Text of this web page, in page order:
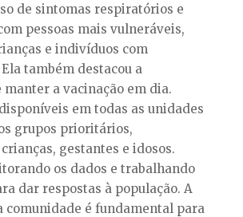
de sintomas respiratórios e
pessoas mais vulneráveis,
e indivíduos com
também destacou a
a vacinação em dia.
em todas as unidades
grupos prioritários,
gestantes e idosos.
os dados e trabalhando
dar respostas à população. A
comunidade é fundamental para